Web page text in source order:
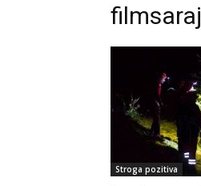
Stroga pozitiva